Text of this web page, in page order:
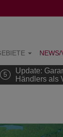
NEWS/
5
Update:
Händlers als